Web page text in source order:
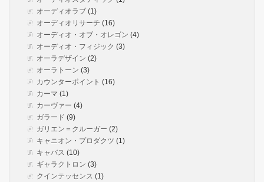
オーディオラブ (1)
オーディオリサーチ (16)
オーディオ・オブ・オレゴン (4)
オーディオ・フィジック (3)
オーラデザイン (2)
オーラトーン (3)
カウンターポイント (16)
カーマ (1)
カーヴァー (4)
ガラード (9)
ガリエン＝クルーガー (2)
キャニオン・プロダクツ (1)
キャバス (10)
ギャラクトロン (3)
クインテッセンス (1)